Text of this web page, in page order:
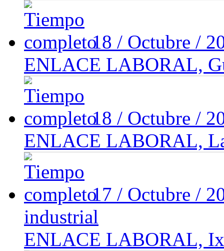
18 / Octubre /
ENLACE LABORAL,
18 / Octubre /
ENLACE LABORAL,
17 / Octubre /
industrial
ENLACE LABORAL,